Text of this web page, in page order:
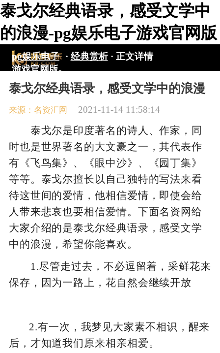
泰戈尔经典语录，感受文学中
的浪漫-pg娱乐电子游戏官网版
pg娱乐电子
游戏官网版-
pg电子游戏
入口
· 经典赏析 · 正文详情
泰戈尔经典语录，感受文学中的浪漫
来源：名资汇网 2021-11-14 11:58:14
泰戈尔是印度著名的诗人、作家，同
时也是世界著名的大文豪之一，其代表作
有《飞鸟集》、《眼中沙》、《园丁集》
等等。泰戈尔擅长以自己独特的写法来看
待这世间的爱情，他相信爱情，即使会给
人带来悲哀也要相信爱情。下面名资网给
大家介绍的是泰戈尔经典语录，感受文学
中的浪漫，希望你能喜欢。
1.尽管走过去，不必逗留着，采鲜花来
保存，因为一路上，花自然会继续开放
2.有一次，我梦见大家素不相识，醒来
后，才知道我们原来相亲相爱。